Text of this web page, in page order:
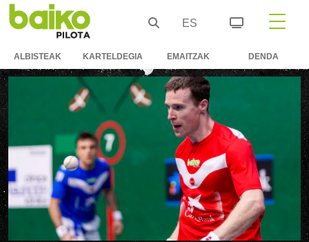
ES
ALBISTEAK KARTELDEGIA EMAITZAK DENDA